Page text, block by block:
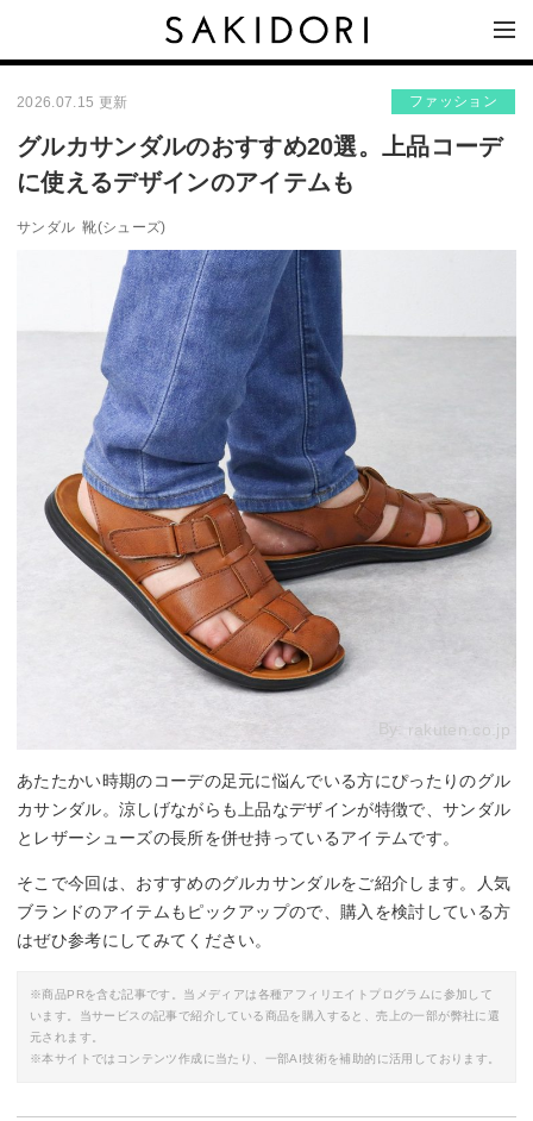
2026.07.15 更新 ファッション
グルカサンダルのおすすめ20選。上品コーデ
に使えるデザインのアイテムも
サンダル 靴(シューズ)
By: rakuten.co.jp
あたたかい時期のコーデの足元に悩んでいる方にぴったりのグル
カサンダル。涼しげながらも上品なデザインが特徴で、サンダル
とレザーシューズの長所を併せ持っているアイテムです。
そこで今回は、おすすめのグルカサンダルをご紹介します。人気
ブランドのアイテムもピックアップので、購入を検討している方
はぜひ参考にしてみてください。
※商品PRを含む記事です。当メディアは各種アフィリエイトプログラムに参加して
います。当サービスの記事で紹介している商品を購入すると、売上の一部が弊社に還
元されます。
※本サイトではコンテンツ作成に当たり、一部AI技術を補助的に活用しております。